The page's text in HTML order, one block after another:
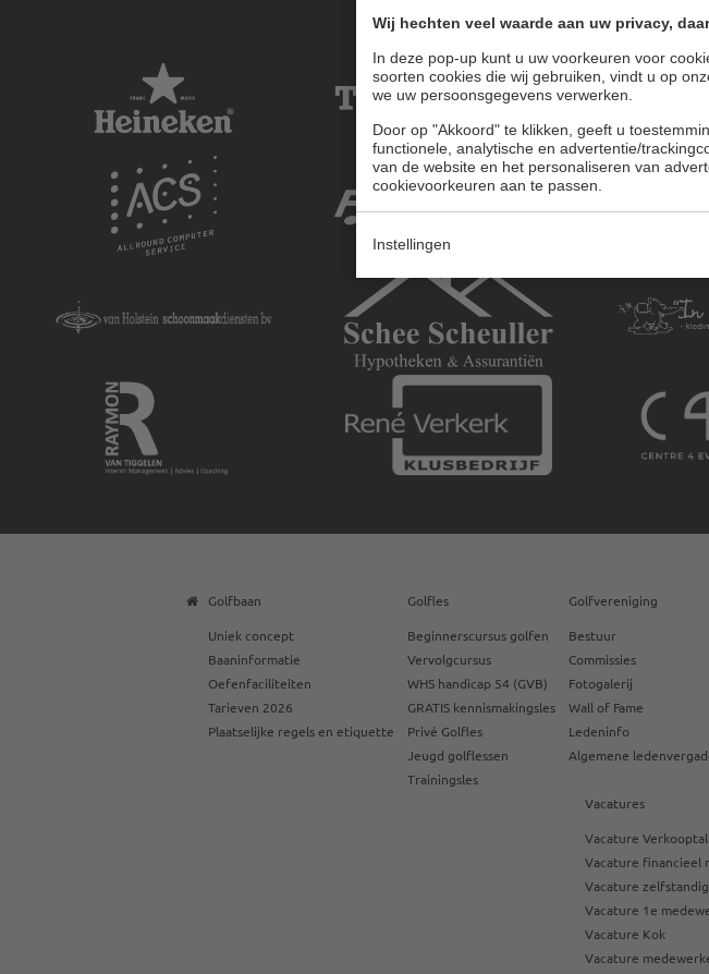
Wij hechten veel waarde aan uw privacy,
In deze pop-up kunt u uw voorkeuren voor
soorten cookies die wij gebruiken, vindt u op
we uw persoonsgegevens verwerken.
Door op "Akkoord" te klikken, geeft u
functionele, analytische en advertentie/
van de website en het personaliseren van
cookievoorkeuren aan te passen.
Instellingen
Golfbaan
Uniek concept
Baaninformatie
Oefenfaciliteiten
Tarieven 2026
Plaatselijke regels en etiquette
Golfles
Beginnerscursus golfen
Vervolgcursus
WHS handicap 54 (GVB)
GRATIS kennismakingsles
Privé Golfles
Jeugd golflessen
Trainingsles
Golfvereniging
Bestuur
Commissies
Fotogalerij
Wall of Fame
Ledeninfo
Algemene
Vacatures
Vacature
Vacature financieel
Vacature
Vacature 1e
Vacature Kok
Vacature